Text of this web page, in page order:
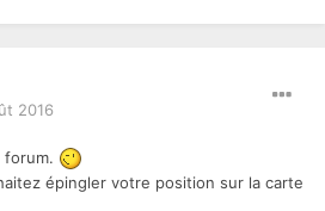
2016
forum.
épingler votre position sur la carte